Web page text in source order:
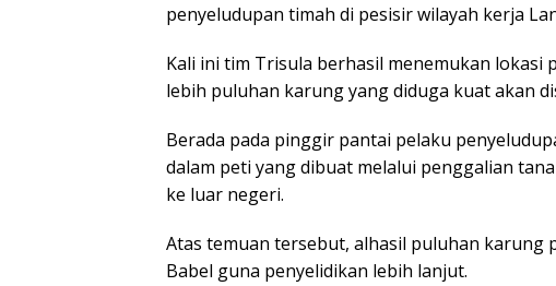
penyeludupan timah di pesisir wilayah kerja
Kali ini tim Trisula berhasil menemukan
lebih puluhan karung yang diduga kuat akan
Berada pada pinggir pantai pelaku
dalam peti yang dibuat melalui penggalian
ke luar negeri.
Atas temuan tersebut, alhasil puluhan karung
Babel guna penyelidikan lebih lanjut.